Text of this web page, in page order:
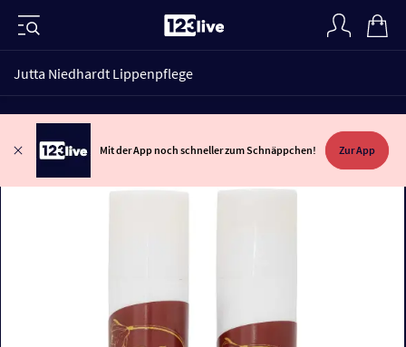
Jutta Niedhardt Lippenpflege
Mit der App noch schneller zum Schnäppchen! Zur App